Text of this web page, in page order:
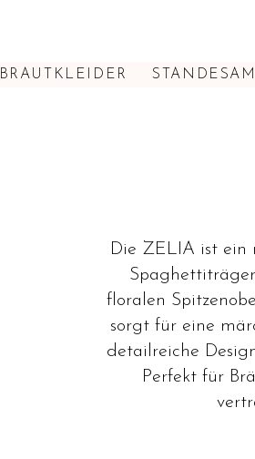
BRAUTKLEIDER
Die ZELIA ist ein
floralen
sorgt für eine
detailreiche
Perfekt für